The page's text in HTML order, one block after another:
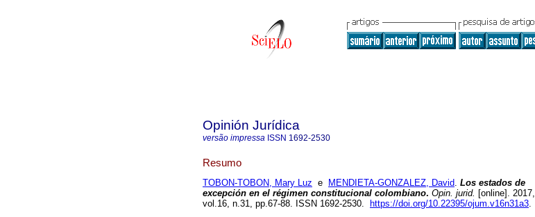
Opinión Jurídica
versão impressa ISSN 1692-2530
Resumo
TOBON-TOBON, Mary Luz e MENDIETA-GONZALEZ, David. Los estados de
excepción en el régimen constitucional colombiano. Opin. jurid. [online]. 2017,
vol.16, n.31, pp.67-88. ISSN 1692-2530.
https://doi.org/10.22395/ojum.v16n31a3.